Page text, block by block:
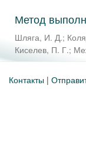
Метод
Шляга, И. Д.;
Киселев, П. Г.;
Контакты |